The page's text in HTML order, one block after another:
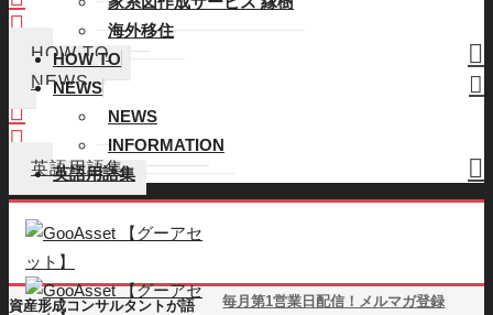
海外移住
HOW TO
NEWS
NEWS
INFORMATION
英語用語集
資産形成コンサルタントが語 毎月第1営業日配信！メルマガ登録
海外移住
HOW TO
NEWS
NEWS
INFORMATION
英語用語集